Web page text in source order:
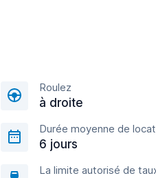
Roulez
à droite
Durée moyenne de
6 jours
La limite autorisé de